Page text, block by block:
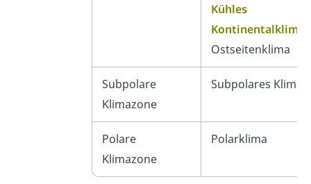
Kühles
Kontinentalklima
Ostseitenklima
Subpolare
Klimazone
Subpolares Klima
Polare
Klimazone
Polarklima